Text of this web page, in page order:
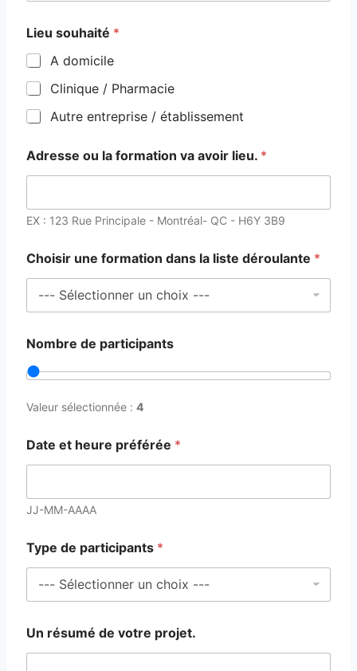
Lieu souhaité *
A domicile
Clinique / Pharmacie
Autre entreprise / établissement
Adresse ou la formation va avoir lieu. *
EX : 123 Rue Principale - Montréal- QC - H6Y 3B9
Choisir une formation dans la liste déroulante *
r
o
j
t
u
n
e
n
e
Nombre de participants
Valeur sélectionnée : 4
Date et heure préférée *
JJ-MM-AAAA
Type de participants *
Un résumé de votre projet.